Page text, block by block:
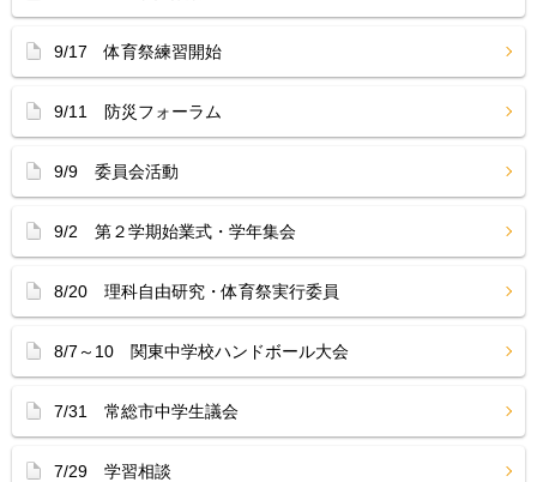
9/17 体育祭練習開始
9/11 防災フォーラム
9/9 委員会活動
9/2 第２学期始業式・学年集会
8/20 理科自由研究・体育祭実行委員
8/7～10 関東中学校ハンドボール大会
7/31 常総市中学生議会
7/29 学習相談